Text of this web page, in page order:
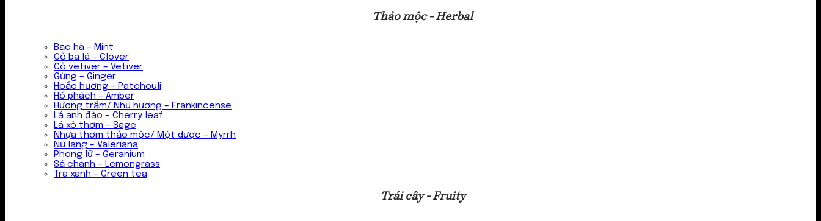
Thảo mộc - Herbal
Bạc hà – Mint
Cỏ ba lá – Clover
Cỏ vetiver – Vetiver
Gừng – Ginger
Hoắc hương – Patchouli
Hổ phách – Amber
Hương trầm/ Nhũ hương – Frankincense
Lá anh đào – Cherry leaf
Lá xô thơm – Sage
Nhựa thơm thảo mộc/ Một dược – Myrrh
Nữ lang – Valeriana
Phong lữ – Geranium
Sả chanh – Lemongrass
Trà xanh – Green tea
Trái cây - Fruity